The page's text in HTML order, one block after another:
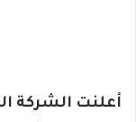
أعلنت الشركة